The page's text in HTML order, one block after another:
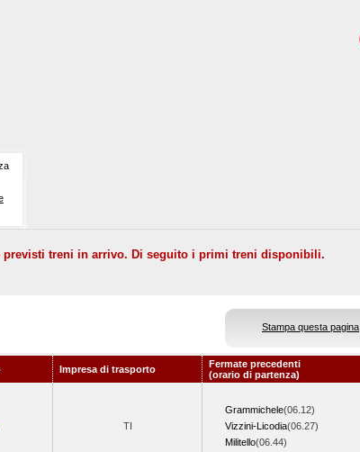
previsti treni in arrivo. Di seguito i primi treni disponibili.
Stampa questa pagina
Impresa di trasporto
Fermate precedenti
(orario di partenza)
TI
Grammichele(06.12)
Vizzini-Licodia(06.27)
Militello(06.44)